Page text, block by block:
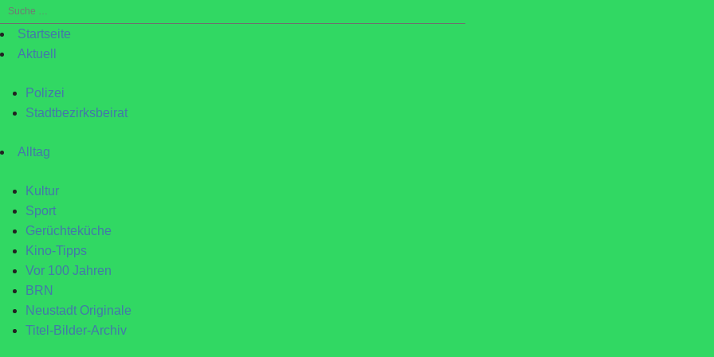
Suche
nach:Startseite
Aktuell
Polizei
Stadtbezirksbeirat
Alltag
Kultur
Sport
Gerüchteküche
Kino-Tipps
Vor 100 Jahren
BRN
Neustadt Originale
Titel-Bilder-Archiv